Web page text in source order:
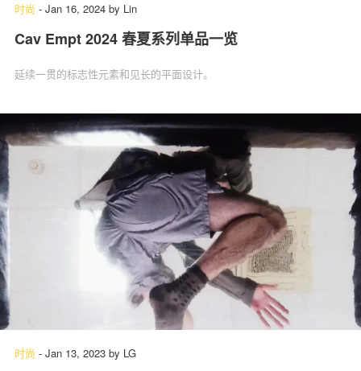
时尚 - Jan 16, 2024 by Lin
Cav Empt 2024 春夏系列单品一览
延续一贯的标志性元素和见长的平面设计。
时尚 - Jan 13, 2023 by LG